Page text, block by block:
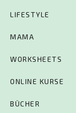
LIFESTYLE
MAMA
WORKSHEETS
ONLINE KURSE
BÜCHER